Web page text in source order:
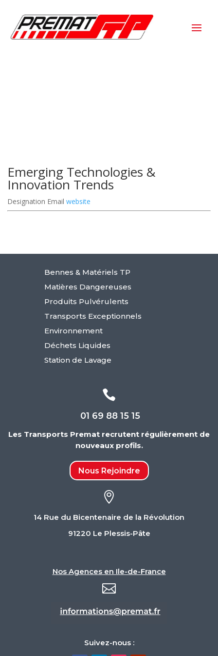
Emerging Technologies &
Innovation Trends
Designation Email website
Bennes & Matériels TP
Matières Dangereuses
Produits Pulvérulents
Transports Exceptionnels
Environnement
Déchets Liquides
Station de Lavage

01 69 88 15 15
Les Transports Premat recrutent régulièrement de
nouveaux profils.
Nous Rejoindre

14 Rue du Bicentenaire de la Révolution
91220 Le Plessis-Pâte
Nos Agences en Ile-de-France

Suivez-nous :